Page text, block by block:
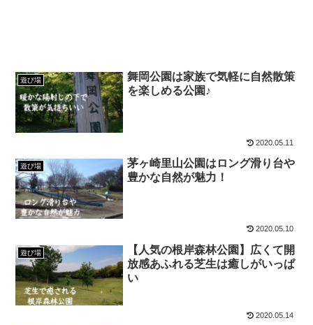
遊び場
舞岡公園は家族で気軽に自然散策
を楽しめる公園♪
2020.05.11
遊び場
茅ヶ崎里山公園はロング滑り台や
豊かな自然が魅力！
2020.05.10
遊び場
【人気の根岸森林公園】広くて開
放感あふれる芝生は癒しがいっぱ
い
2020.05.14